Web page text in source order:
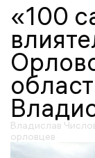
«100
Владислав
орловцев